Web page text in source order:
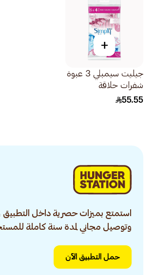
+
جيليت سيمبلي 3 عبوة
شفرات حلاقة
للاستخدام مرة واحدة
55.55
استمتع بميزات حصرية داخل
وتوصيل مجاني لمدة سنة كاملة
حمل التطبيق الآن